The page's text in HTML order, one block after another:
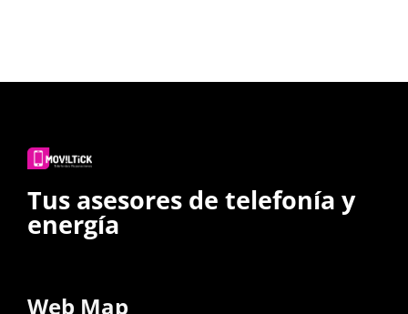
Tus asesores de telefonía y
energía
Web Map